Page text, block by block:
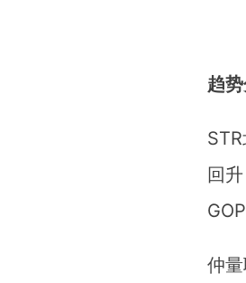
趋
回
仲